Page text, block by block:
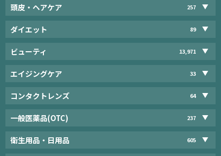
頭皮・ヘアケア 257
ダイエット 89
ビューティ 13,971
エイジングケア 33
コンタクトレンズ 64
一般医薬品(OTC) 237
衛生用品・日用品 605